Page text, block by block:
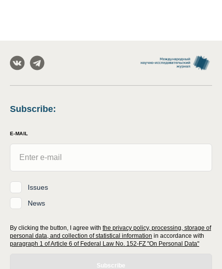
Subscribe:
E-MAIL
Issues
News
By clicking the button, I agree with the privacy policy, processing, storage of
personal data, and collection of statistical information in accordance with
paragraph 1 of Article 6 of Federal Law No. 152-FZ "On Personal Data"
Subscribe